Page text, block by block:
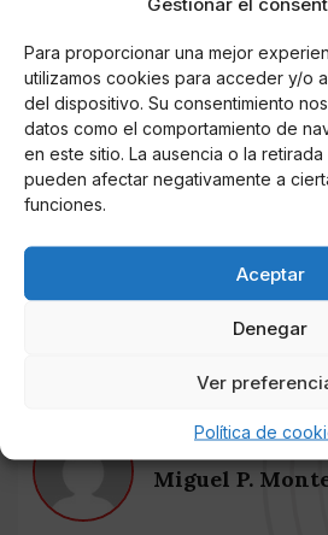
Para proporcionar una mejor
utilizamos cookies para acceder y/o
del dispositivo. Su consentimiento
datos como el comportamiento de
en este sitio. La ausencia o la
pueden afectar negativamente a
funciones.
Aceptar
Denegar
Ver
Política de
Confianza en nuestra
las instituciones del Estado.
Como dice el Rey, superaremos
unidad
de los valores democráticos y
???@CristinaNarbona
pic.twitter.com/Sb6dID47oa
December 25,
Miguel P.